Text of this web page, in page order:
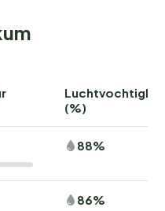
(%)
88%
86%